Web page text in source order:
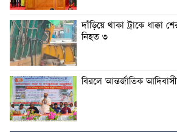
দাঁড়িয়ে থাকা ট্রাকে ধাক্কা
নিহত ৩
বিরলে আন্তর্জাতিক